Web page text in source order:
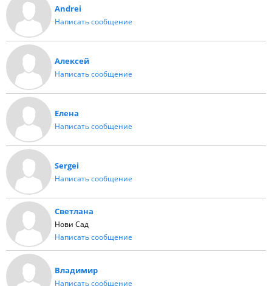
Andrei
Написать сообщение
Алексей
Написать сообщение
Елена
Написать сообщение
Sergei
Написать сообщение
Светлана
Нови Сад
Написать сообщение
Владимир
Написать сообщение